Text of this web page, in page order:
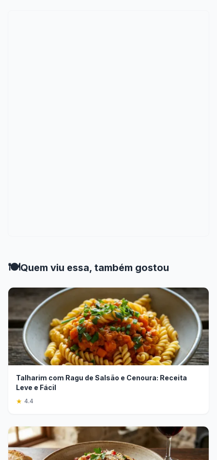
🍽️Quem viu essa, também gostou
Talharim com Ragu de Salsão e Cenoura: Receita
Leve e Fácil
★ 4.4